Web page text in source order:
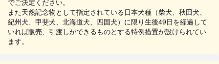
でご決定ください。
また天然記念物として指定されている日本犬種（柴犬、秋田犬、
紀州犬、甲斐犬、北海道犬、四国犬）に限り生後49日を経過して
いれば販売、引渡しができるものとする特例措置が設けられてい
ます。